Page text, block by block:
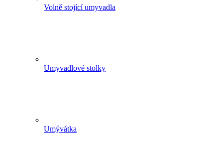
Volně stojící umyvadla
Umyvadlové stolky
Umývátka